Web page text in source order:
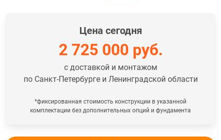
Цена сегодня
2 725 000 руб.
с доставкой и монтажом
по Санкт-Петербурге и Ленинградской области
*фиксированная стоимость конструкции в указанной
комплектации без дополнительных опций и фундамента